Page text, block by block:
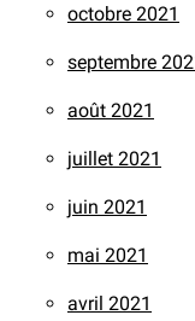
octobre 2021
septembre
août 2021
juillet 2021
juin 2021
mai 2021
avril 2021